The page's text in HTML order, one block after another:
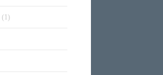
(1)